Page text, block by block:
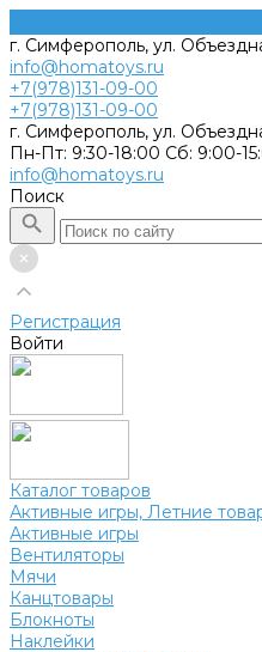
г. Симферополь, ул.
info@homatoys.ru
+7(978)131-09-00
+7(978)131-09-00
г. Симферополь, ул.
Пн-Пт: 9:30-18:00 Cб: 9:00-
info@homatoys.ru
Поиск
Регистрация
Войти
Каталог товаров
Активные игры, Летние
Активные игры
Вентиляторы
Мячи
Канцтовары
Блокноты
Наклейки